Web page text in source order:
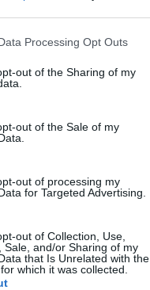
Processing Opt Outs
out of the Sharing of my
out of the Sale of my
out of processing my
for Targeted Advertising.
out of Collection, Use,
Sale, and/or Sharing of my
that Is Unrelated with the
which it was collected.